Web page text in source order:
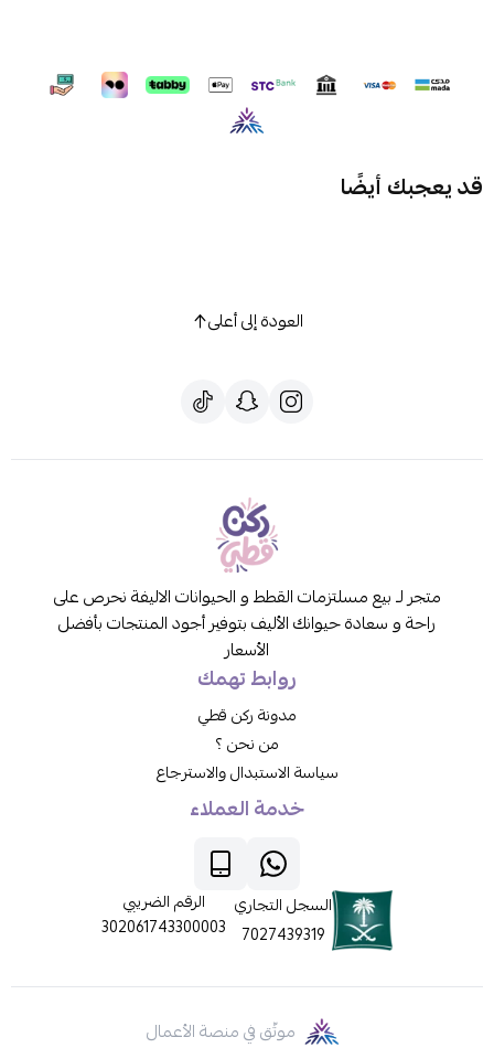
قد يعجبك أيضًا
العودة إلى أعلى
متجر لـ بيع مسلتزمات القطط و الحيوانات الاليفة نحرص على
راحة و سعادة حيوانك الأليف بتوفير أجود المنتجات بأفضل
الأسعار
روابط تهمك
مدونة ركن قطي
من نحن ؟
سياسة الاستبدال والاسترجاع
خدمة العملاء
السجل التجاري
7027439319
الرقم الضريبي
302061743300003
موثّق في منصة الأعمال